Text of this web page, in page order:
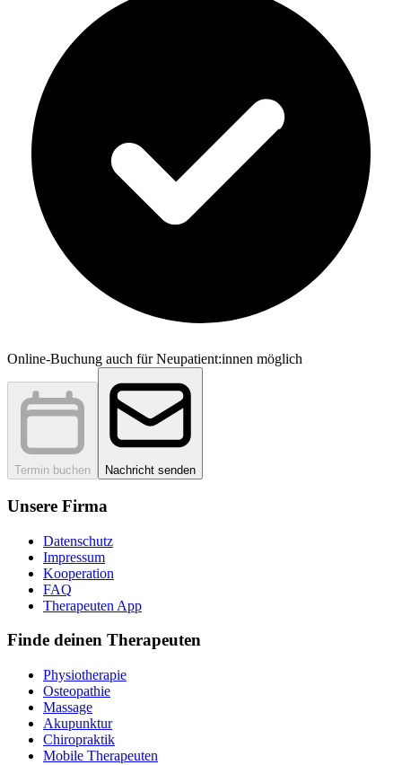
Online-Buchung auch für Neupatient:innen möglich
Termin buchen Nachricht senden
Unsere Firma
Datenschutz
Impressum
Kooperation
FAQ
Therapeuten App
Finde deinen Therapeuten
Physiotherapie
Osteopathie
Massage
Akupunktur
Chiropraktik
Mobile Therapeuten